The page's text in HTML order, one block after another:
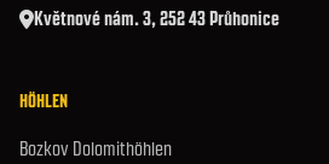
Květnové nám. 3, 252 43 Průhonice
HÖHLEN
Bozkov Dolomithöhlen